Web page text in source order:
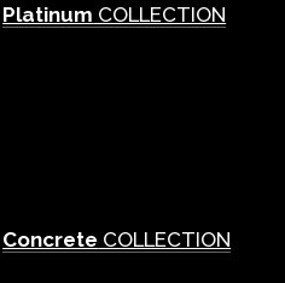
Platinum COLLECTION
Concrete COLLECTION